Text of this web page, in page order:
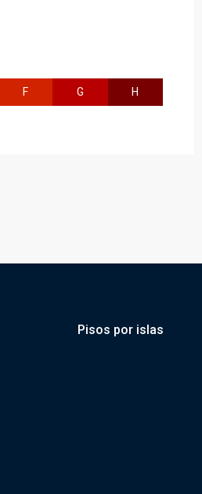
F G H
Pisos por islas